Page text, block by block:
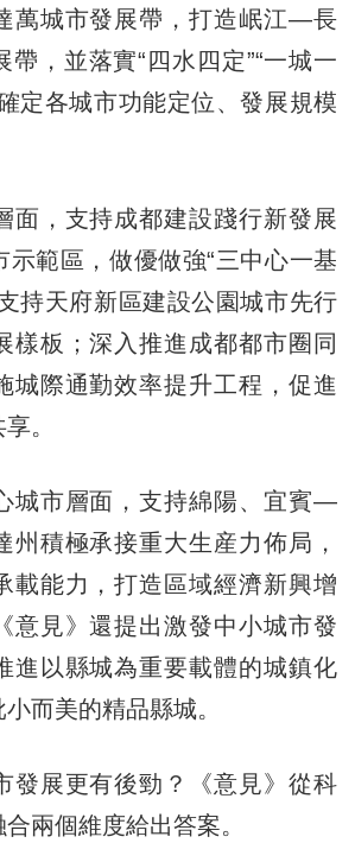
萬城市發展帶，打造岷江—長
帶，並落實“四水四定”“一城一
定各城市功能定位、發展規模
，支持成都建設踐行新發展
示範區，做優做強“三中心一基
持天府新區建設公園城市先行
樣板；深入推進成都都市圈同
城際通勤效率提升工程，促進
。
市層面，支持綿陽、宜賓—
積極承接重大生産力佈局，
載能力，打造區域經濟新興增
意見》還提出激發中小城市發
進以縣城為重要載體的城鎮化
而美的精品縣城。
展更有後勁？《意見》從科
兩個維度給出答案。